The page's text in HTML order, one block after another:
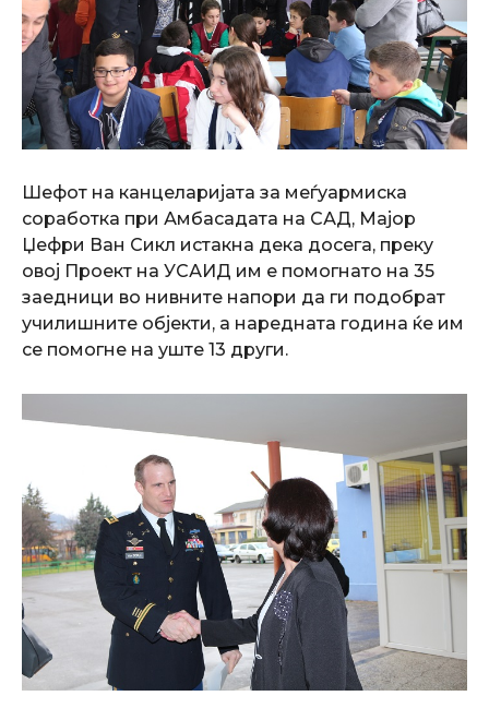
Шефот на канцеларијата за меѓуармиска
соработка при Амбасадата на САД, Мајор
Џефри Ван Сикл истакна дека досега, преку
овој Проект на УСАИД им е помогнато на 35
заедници во нивните напори да ги подобрат
училишните објекти, а наредната година ќе им
се помогне на уште 13 други.